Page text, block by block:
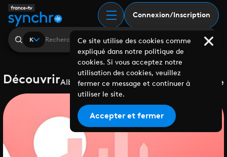
Connexion/Inscription
K
DécouvrirAlbumsPlaylistsCollaborationsLabels Genre
Ce site utilise des cookies comme
expliqué dans notre politique de
cookies. Si vous acceptez notre
utilisation des cookies, veuillez
fermer ce message et continuer à
utiliser le site.
Accepter et fermer